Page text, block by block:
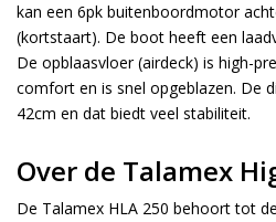
kan een 6pk buitenboordmotor
(kortstaart). De boot heeft een
De opblaasvloer (airdeck) is high-
comfort en is snel opgeblazen. De
42cm en dat biedt veel stabiliteit.
Over de Talamex
De Talamex HLA 250 behoort tot